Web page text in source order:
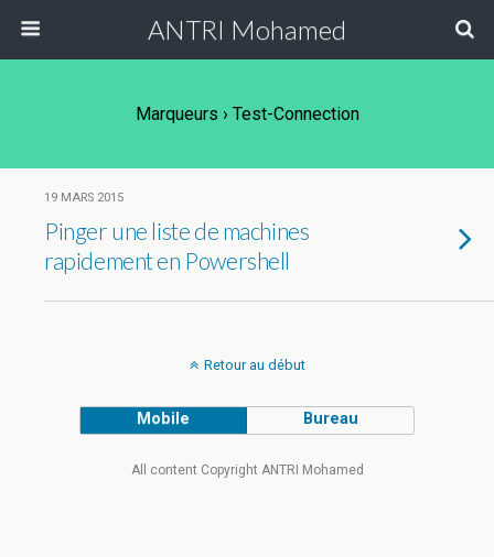
ANTRI Mohamed
Marqueurs › Test-Connection
19 MARS 2015
Pinger une liste de machines
rapidement en Powershell
Retour au début
Mobile Bureau
All content Copyright ANTRI Mohamed